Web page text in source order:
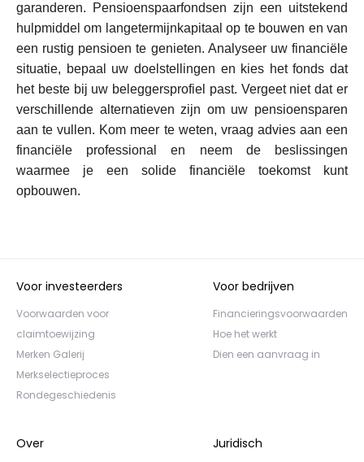
garanderen. Pensioenspaarfondsen zijn een uitstekend
hulpmiddel om langetermijnkapitaal op te bouwen en van
een rustig pensioen te genieten. Analyseer uw financiële
situatie, bepaal uw doelstellingen en kies het fonds dat
het beste bij uw beleggersprofiel past. Vergeet niet dat er
verschillende alternatieven zijn om uw pensioensparen
aan te vullen. Kom meer te weten, vraag advies aan een
financiële professional en neem de beslissingen
waarmee je een solide financiële toekomst kunt
opbouwen.
Voor investeerders
Voorwaarden voor
claimtoewijzing
Merken Galerij
Merkselectieproces
Rondegeschiedenis
Voor bedrijven
Financieringsvoorwaarden
Hoe het werkt
Dien een aanvraag in
Over Juridisch